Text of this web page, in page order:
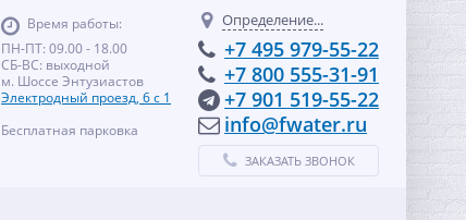
Время работы:
ПН-ПТ: 09.00 - 18.00
СБ-ВС: выходной
м. Шоссе Энтузиастов
Электродный проезд, 6 с 1
Бесплатная парковка
Определение...
+7 495 979-55-22
+7 800 555-31-91
+7 901 519-55-22
info@fwater.ru
ЗАКАЗАТЬ ЗВОНОК